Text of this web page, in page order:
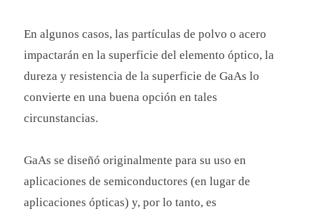
En algunos casos, las partículas de polvo o acero
impactarán en la superficie del elemento óptico, la
dureza y resistencia de la superficie de GaAs lo
convierte en una buena opción en tales
circunstancias.
GaAs se diseñó originalmente para su uso en
aplicaciones de semiconductores (en lugar de
aplicaciones ópticas) y, por lo tanto, es